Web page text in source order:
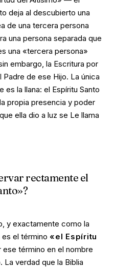
deja al descubierto una
de una tercera persona
una persona separada que
una «tercera persona»
embargo, la Escritura por
Padre de ese Hijo. La única
la llana: el Espíritu Santo
propia presencia y poder
ella dio a luz se Le llama
rectamente el
y exactamente como la
es el término «el Espíritu
término en el nombre
verdad que la Biblia